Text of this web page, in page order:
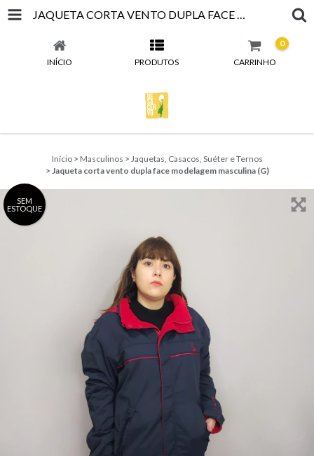
JAQUETA CORTA VENTO DUPLA FACE MODELAGEM MASCULINA (G)
INÍCIO PRODUTOS CARRINHO
0
Início > Masculinos > Jaquetas, Casacos, Suéter e Ternos
> Jaqueta corta vento dupla face modelagem masculina (G)
SEM
ESTOQUE